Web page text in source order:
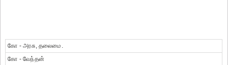
கோ - அரசு, தலைமை.
கோ - வேந்தன்